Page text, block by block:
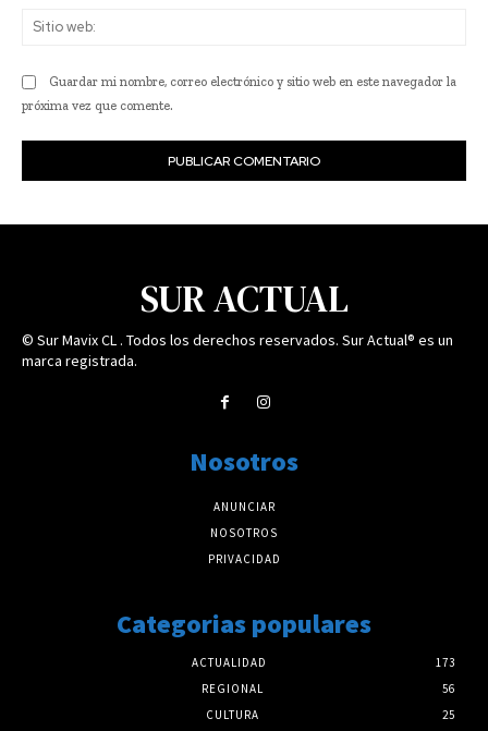
Guardar mi nombre, correo electrónico y sitio web en este navegador la
próxima vez que comente.
SUR ACTUAL
© Sur Mavix CL . Todos los derechos reservados. Sur Actual® es un
marca registrada.
Nosotros
ANUNCIAR
NOSOTROS
PRIVACIDAD
Categorias populares
ACTUALIDAD
173
REGIONAL
56
CULTURA
25